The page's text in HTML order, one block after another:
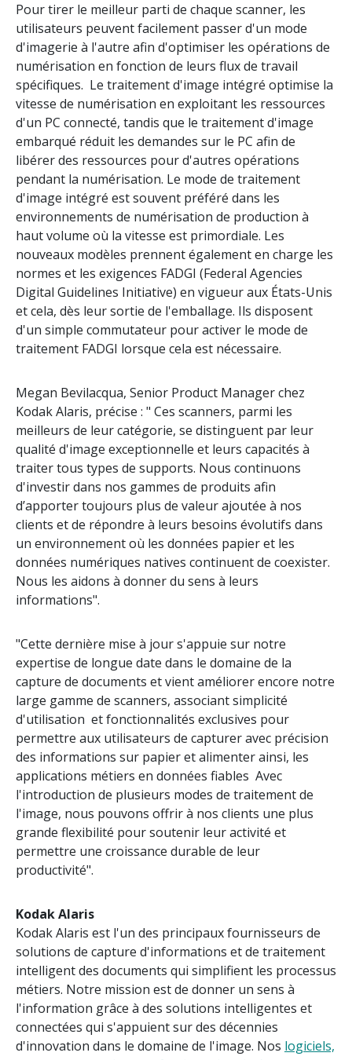
Pour tirer le meilleur parti de chaque scanner, les
utilisateurs peuvent facilement passer d'un mode
d'imagerie à l'autre afin d'optimiser les opérations de
numérisation en fonction de leurs flux de travail
spécifiques. Le traitement d'image intégré optimise la
vitesse de numérisation en exploitant les ressources
d'un PC connecté, tandis que le traitement d'image
embarqué réduit les demandes sur le PC afin de
libérer des ressources pour d'autres opérations
pendant la numérisation. Le mode de traitement
d'image intégré est souvent préféré dans les
environnements de numérisation de production à
haut volume où la vitesse est primordiale. Les
nouveaux modèles prennent également en charge les
normes et les exigences FADGI (Federal Agencies
Digital Guidelines Initiative) en vigueur aux États-Unis
et cela, dès leur sortie de l'emballage. Ils disposent
d'un simple commutateur pour activer le mode de
traitement FADGI lorsque cela est nécessaire.
Megan Bevilacqua, Senior Product Manager chez
Kodak Alaris, précise : " Ces scanners, parmi les
meilleurs de leur catégorie, se distinguent par leur
qualité d'image exceptionnelle et leurs capacités à
traiter tous types de supports. Nous continuons
d'investir dans nos gammes de produits afin
d’apporter toujours plus de valeur ajoutée à nos
clients et de répondre à leurs besoins évolutifs dans
un environnement où les données papier et les
données numériques natives continuent de coexister.
Nous les aidons à donner du sens à leurs
informations".
"Cette dernière mise à jour s'appuie sur notre
expertise de longue date dans le domaine de la
capture de documents et vient améliorer encore notre
large gamme de scanners, associant simplicité
d'utilisation et fonctionnalités exclusives pour
permettre aux utilisateurs de capturer avec précision
des informations sur papier et alimenter ainsi, les
applications métiers en données fiables Avec
l'introduction de plusieurs modes de traitement de
l'image, nous pouvons offrir à nos clients une plus
grande flexibilité pour soutenir leur activité et
permettre une croissance durable de leur
productivité".
Kodak Alaris
Kodak Alaris est l'un des principaux fournisseurs de
solutions de capture d'informations et de traitement
intelligent des documents qui simplifient les processus
métiers. Notre mission est de donner un sens à
l'information grâce à des solutions intelligentes et
connectées qui s'appuient sur des décennies
d'innovation dans le domaine de l'image. Nos logiciels,